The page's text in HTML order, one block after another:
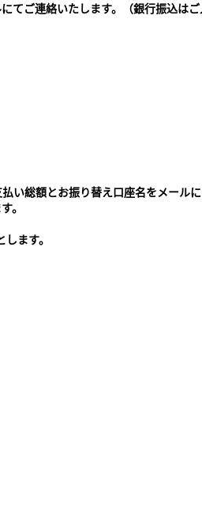
てご連絡いたします。（銀行振込は
い総額とお振り替え口座名をメール
。
ます。